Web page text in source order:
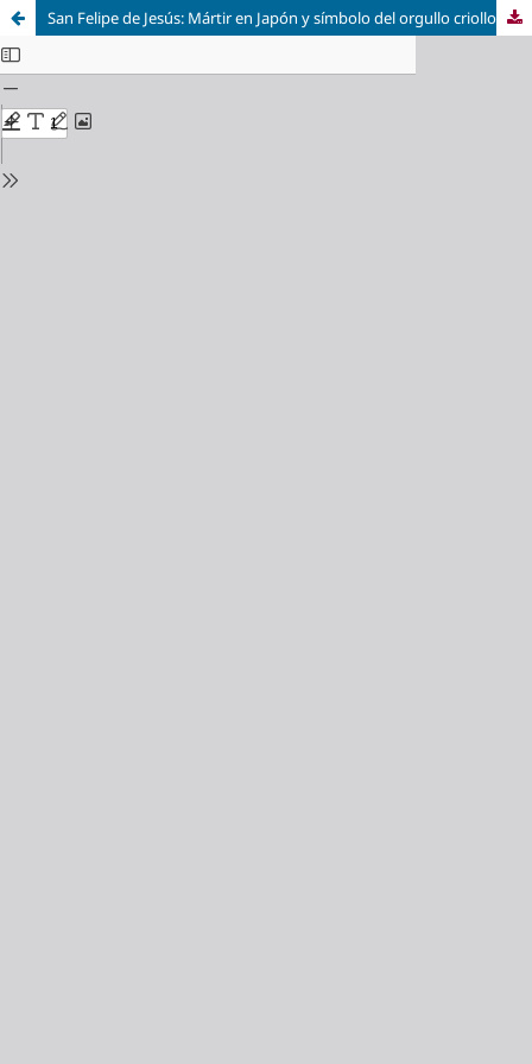
San Felipe de Jesús: Mártir en Japón y símbolo del orgullo criollo novohispano